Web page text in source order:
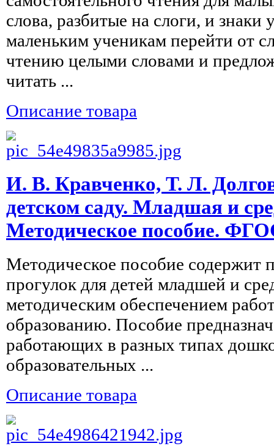
слова, разбитые на слоги, и знаки
маленьким ученикам перейти от
чтению целыми словами и
читать ...
Описание товара
И. В. Кравченко, Т. Л.
детском саду. Младшая и
Методическое пособие.
Методическое пособие содержит
прогулок для детей младшей и
методическим обеспечением
образованию. Пособие
работающих в разных типах
образовательных ...
Описание товара